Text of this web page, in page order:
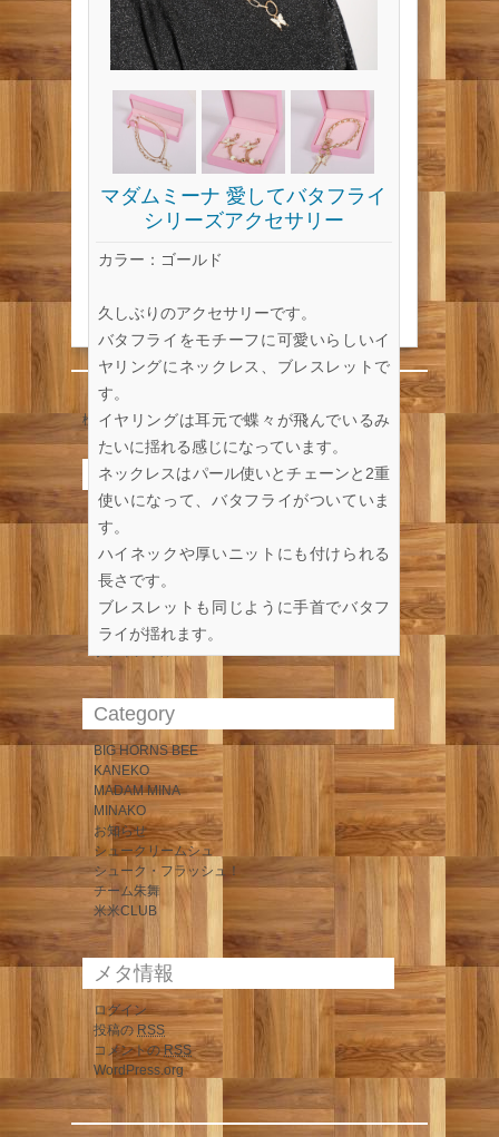
ホワイトとブラックの2色です。
マダムミーナ 愛してバタフライ
シリーズアクセサリー
カラー：ゴールド
久しぶりのアクセサリーです。
バタフライをモチーフに可愛いらしいイ
ヤリングにネックレス、ブレスレットで
す。
イヤリングは耳元で蝶々が飛んでいるみ
たいに揺れる感じになっています。
ネックレスはパール使いとチェーンと2重
使いになって、バタフライがついていま
す。
ハイネックや厚いニットにも付けられる
長さです。
ブレスレットも同じように手首でバタフ
ライが揺れます。
検索:
Recent News
9/27(日) 金子隆博とカムカム“トラッド”ジャズバ
ンド 神戸公演決定！
BIG HORNS BEE 9～10月公演決定！
シューク・フラッシュ！全国ツアー開催決定！
BIG HORNS BEE コットンクラブ公演決定（35th
Anniversary Year Vol.4）
5/30（土）マダムミーナ 夏アイテム発売＜ショッ
Category
BIG HORNS BEE
KANEKO
MADAM MINA
MINAKO
お知らせ
シュークリームシュ
シューク・フラッシュ！
チーム朱舞
米米CLUB
メタ情報
ログイン
投稿の RSS
コメントのRSS
WordPress.org